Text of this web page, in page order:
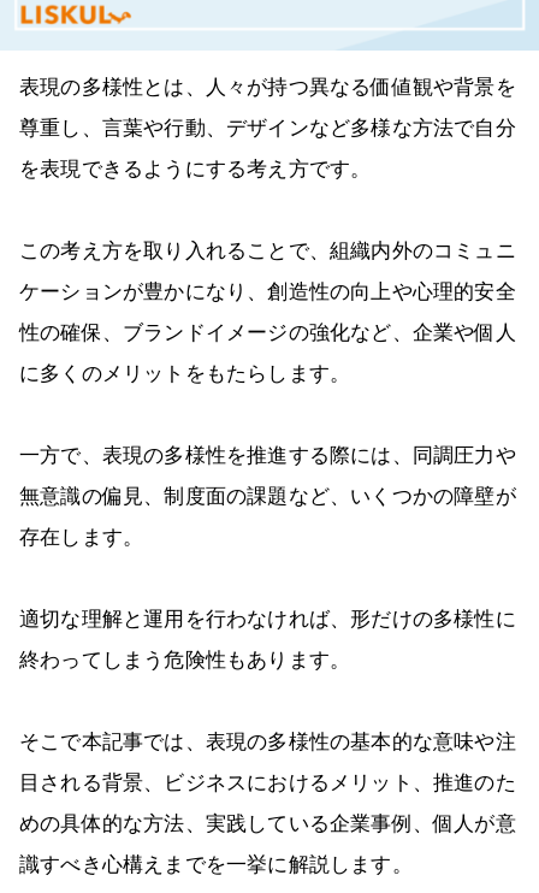
表現の多様性とは、人々が持つ異なる価値観や背景を
尊重し、言葉や行動、デザインなど多様な方法で自分
を表現できるようにする考え方です。
この考え方を取り入れることで、組織内外のコミュニ
ケーションが豊かになり、創造性の向上や心理的安全
性の確保、ブランドイメージの強化など、企業や個人
に多くのメリットをもたらします。
一方で、表現の多様性を推進する際には、同調圧力や
無意識の偏見、制度面の課題など、いくつかの障壁が
存在します。
適切な理解と運用を行わなければ、形だけの多様性に
終わってしまう危険性もあります。
そこで本記事では、表現の多様性の基本的な意味や注
目される背景、ビジネスにおけるメリット、推進のた
めの具体的な方法、実践している企業事例、個人が意
識すべき心構えまでを一挙に解説します。